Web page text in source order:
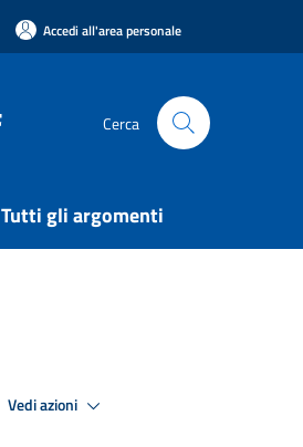
Accedi all'area personale
Cerca
Tutti gli argomenti
Vedi azioni